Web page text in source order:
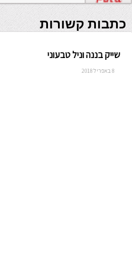
כתבות קשורות
שייק בננה וניל טבעוני
8 באפריל 2018